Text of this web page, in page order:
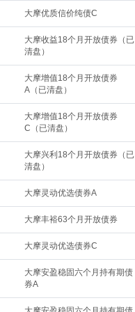
大摩优质信价纯债C
大摩收益18个月开放债券（已
清盘）
大摩增值18个月开放债券
A（已清盘）
大摩增值18个月开放债券
C（已清盘）
大摩兴利18个月开放债券（已
清盘）
大摩灵动优选债券A
大摩丰裕63个月开放债券
大摩灵动优选债券C
大摩安盈稳固六个月持有期债
券A